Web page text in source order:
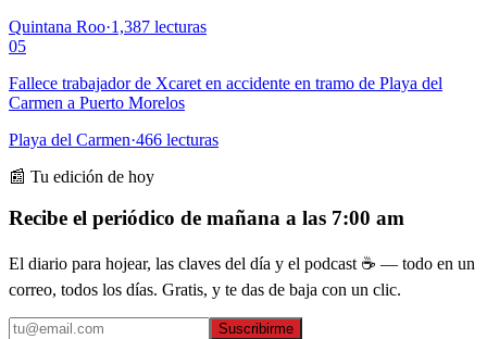
Quintana Roo·1,387 lecturas
05
Fallece trabajador de Xcaret en accidente en tramo de Playa del
Carmen a Puerto Morelos
Playa del Carmen·466 lecturas
📰 Tu edición de hoy
Recibe el periódico de mañana a las 7:00 am
El diario para hojear, las claves del día y el podcast ☕ — todo en un
correo, todos los días. Gratis, y te das de baja con un clic.
Suscribirme